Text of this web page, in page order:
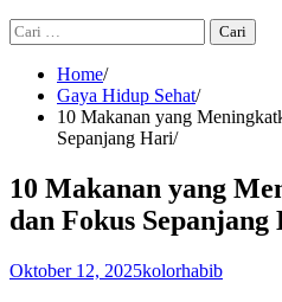
Cari
untuk:
Home
Gaya Hidup Sehat
10 Makanan yang
Sepanjang Hari
10 Makanan yang
dan Fokus Sepanjang
Oktober 12, 2025kolorhabib